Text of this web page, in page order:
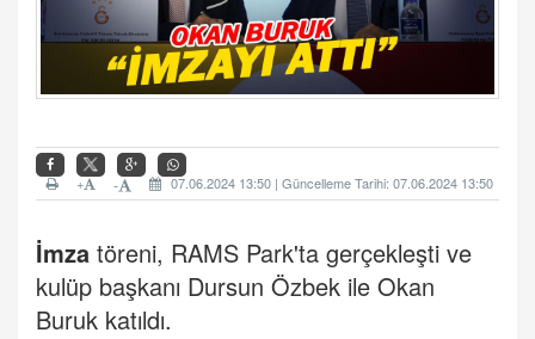
07.06.2024 13:50 | Güncelleme Tarihi: 07.06.2024 13:50
-
+
İmza töreni, RAMS Park'ta gerçekleşti ve
kulüp başkanı Dursun Özbek ile Okan
Buruk katıldı.